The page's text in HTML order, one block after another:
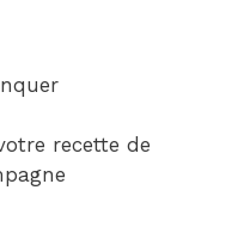
recette de